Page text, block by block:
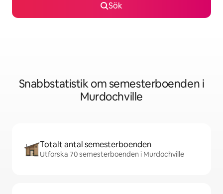
Sök
Snabbstatistik om semesterboenden i
Murdochville
Totalt antal semesterboenden
Utforska 70 semesterboenden i Murdochville